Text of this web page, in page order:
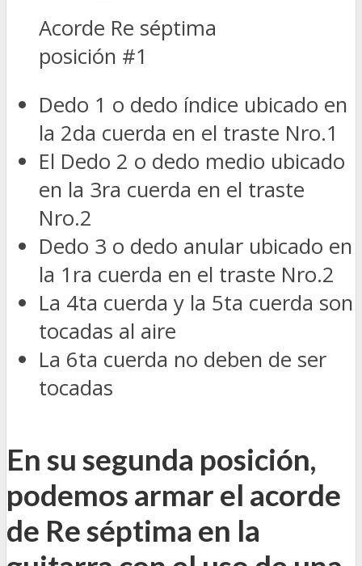
Acorde Re séptima
posición #1
Dedo 1 o dedo índice ubicado en
la 2da cuerda en el traste Nro.1
El Dedo 2 o dedo medio ubicado
en la 3ra cuerda en el traste
Nro.2
Dedo 3 o dedo anular ubicado en
la 1ra cuerda en el traste Nro.2
La 4ta cuerda y la 5ta cuerda son
tocadas al aire
La 6ta cuerda no deben de ser
tocadas
En su segunda posición,
podemos armar el acorde
de Re séptima en la